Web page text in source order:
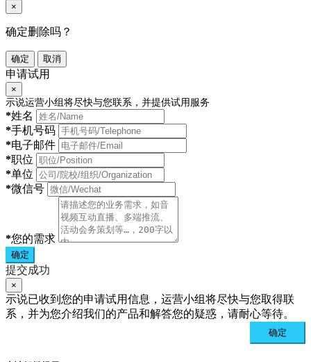
×
确定删除吗？
确定 取消
申请试用
×
示说运营小组将尽快与您联系，并提供试用服务
*姓名
*手机号码
*电子邮件
*职位
*单位
*微信号
*您的需求
确定
提交成功
×
示说已收到您的申请试用信息，运营小组将尽快与您取得联
系，并为您介绍我们的产品和解答您的疑惑，请耐心等待。
确定